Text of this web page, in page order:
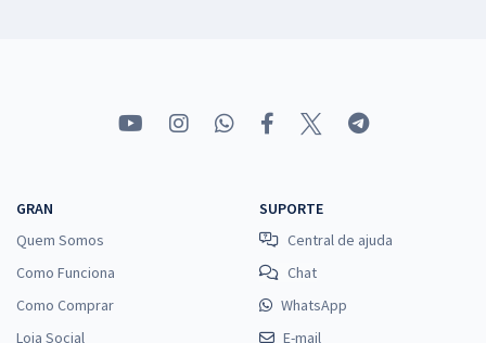
GRAN
Quem Somos
Como Funciona
Como Comprar
Loja Social
SUPORTE
Central de ajuda
Chat
WhatsApp
E-mail